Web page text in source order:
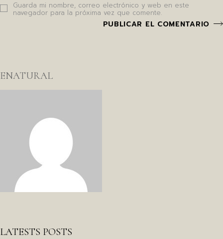
Guarda mi nombre, correo electrónico y web en este
navegador para la próxima vez que comente.
PUBLICAR EL COMENTARIO
ENATURAL
LATESTS POSTS